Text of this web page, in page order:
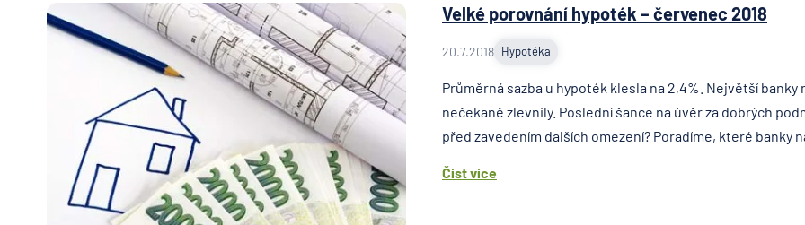
Velké porovnání hypoték – červenec 2018
20.7.2018 Hypotéka
Průměrná sazba u hypoték klesla na 2,4%. Největší banky
nečekaně zlevnily. Poslední šance na úvěr za dobrých
před zavedením dalších omezení? Poradíme, které banky
Číst více